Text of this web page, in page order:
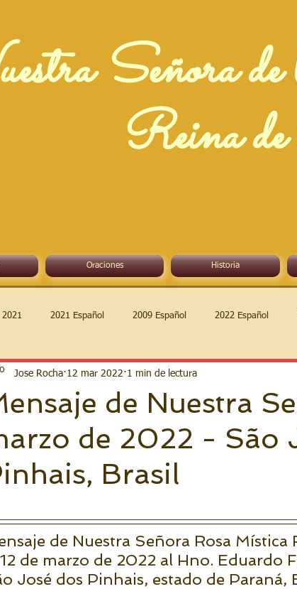
Señora
Reina
Oraciones Historia
2021 2021 Español 2009 Español 2022 Español
de Nuestra
de 2022 - São
Brasil
Jose Rocha 12 mar 2022 1 min de lectura
de Nuestra Señora Rosa Mística
de marzo de 2022 al Hno. Eduardo
José dos Pinhais, estado de Paraná,